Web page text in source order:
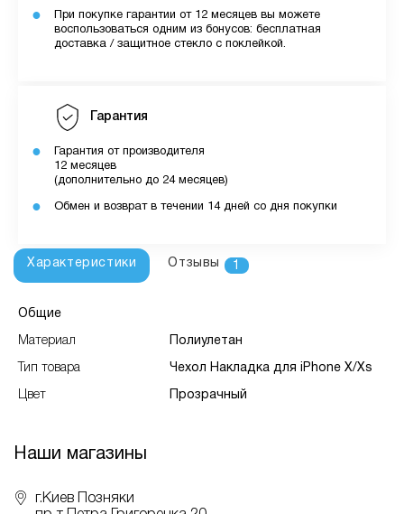
При покупке гарантии от 12 месяцев вы можете
воспользоваться одним из бонусов: бесплатная
доставка / защитное стекло с поклейкой.
Гарантия
Гарантия от производителя
12 месяцев
(дополнительно до 24 месяцев)
Обмен и возврат в течении 14 дней со дня покупки
Характеристики Отзывы 1
Общие
Материал Полиулетан
Тип товара Чехол Накладка для iPhone X/Xs
Цвет Прозрачный
Наши магазины
г.Киев Позняки